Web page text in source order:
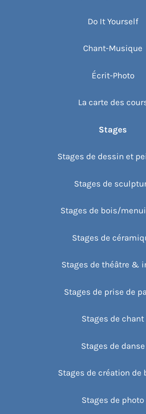
Do It Yourself
Chant-Musique
Écrit-Photo
La carte des
Stages
Stages de dessin et
Stages de
Stages de bois/
Stages de
Stages de théâtre &
Stages de prise de
Stages de chant
Stages de danse
Stages de création de
Stages de photo